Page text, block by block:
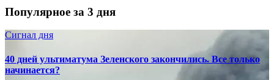
Популярное за 3 дня
Сигнал дня
40 дней ультиматума Зеленского закончились. Все только
начинается?